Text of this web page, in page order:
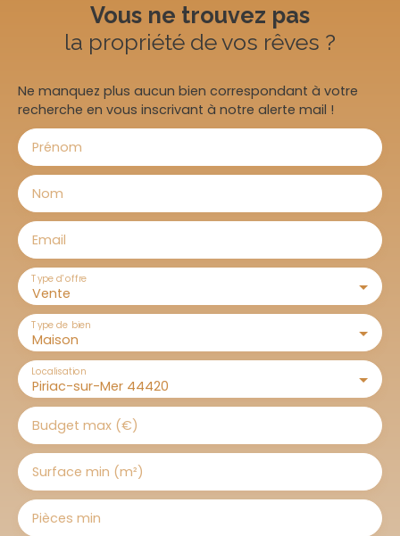
Vous ne trouvez pas
la propriété de vos rêves ?
Ne manquez plus aucun bien correspondant à votre
recherche en vous inscrivant à notre alerte mail !
Prénom
Nom
Email
Vente
Type d'offre
Maison
Type de bien
Piriac-sur-Mer 44420
Localisation
Budget max (€)
Surface min (m²)
Pièces min